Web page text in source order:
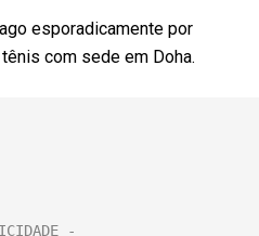
esporadicamente por
com sede em Doha.